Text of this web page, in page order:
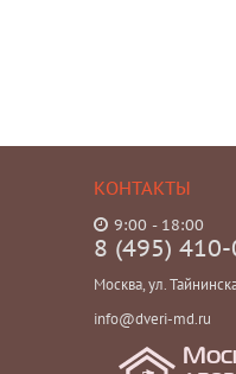
КОНТАКТЫ
9:00 - 18:00
8 (495)
Москва, ул.
info@dveri-md.ru